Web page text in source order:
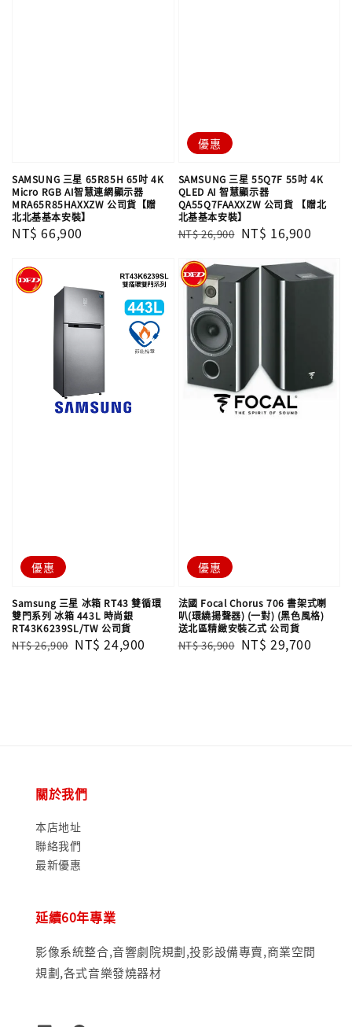
SAMSUNG 三星 65R85H 65吋 4K
Micro RGB AI智慧連網顯示器
MRA65R85HAXXZW 公司貨【贈
北北基基本安裝】
Regular
NT$ 66,900
優惠
SAMSUNG 三星 55Q7F 55吋 4K
QLED AI 智慧顯示器
QA55Q7FAAXXZW 公司貨 【贈北
北基基本安裝】
Regular
NT$ 26,900 Sale
NT$ 16,900
優惠
Samsung 三星 冰箱 RT43 雙循環
雙門系列 冰箱 443L 時尚銀
RT43K6239SL/TW 公司貨
Regular
NT$ 26,900 Sale
NT$ 24,900
優惠
法國 Focal Chorus 706 書架式喇
叭(環繞揚聲器) (一對) (黑色風格)
送北區精緻安裝乙式 公司貨
Regular
NT$ 36,900 Sale
NT$ 29,700
關於我們
本店地址
聯絡我們
最新優惠
延續60年專業
影像系統整合,音響劇院規劃,投影設備專賣,商業空間
規劃,各式音樂發燒器材